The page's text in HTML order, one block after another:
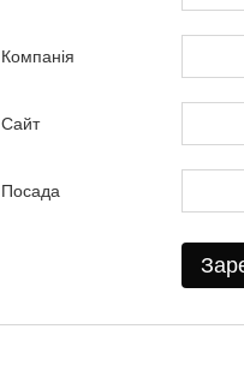
Компанія
Сайт
Посада